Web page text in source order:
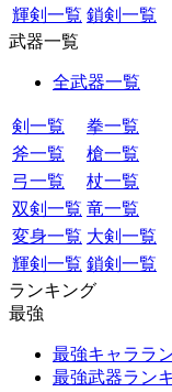
輝剣一覧 鎖剣一覧
武器一覧
全武器一覧
剣一覧
拳一覧
斧一覧
槍一覧
弓一覧
杖一覧
双剣一覧 竜一覧
変身一覧 大剣一覧
輝剣一覧 鎖剣一覧
ランキング
最強
最強キャララ
最強武器ラン